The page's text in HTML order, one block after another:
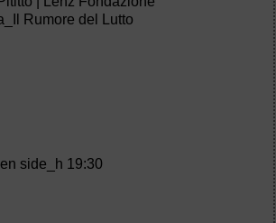
Rumore del Lutto
side_h 19:30